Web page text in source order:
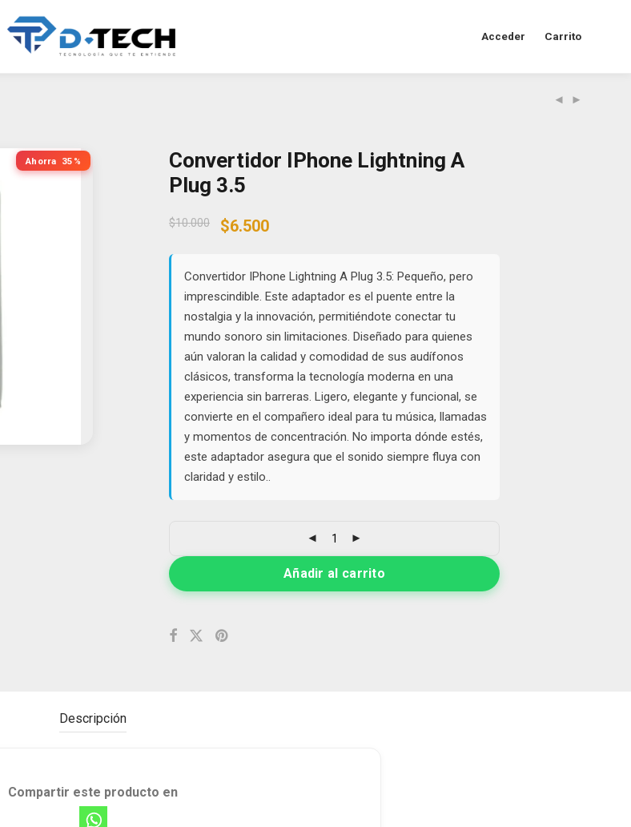
Acceder Carrito
Ahorra 35%
Convertidor IPhone Lightning A
Plug 3.5
$10.000
Original
$10.000.
$6.500Current
$6.500.
Convertidor IPhone Lightning A Plug 3.5: Pequeño, pero
imprescindible. Este adaptador es el puente entre la
nostalgia y la innovación, permitiéndote conectar tu
mundo sonoro sin limitaciones. Diseñado para quienes
aún valoran la calidad y comodidad de sus audífonos
clásicos, transforma la tecnología moderna en una
experiencia sin barreras. Ligero, elegante y funcional, se
convierte en el compañero ideal para tu música, llamadas
y momentos de concentración. No importa dónde estés,
este adaptador asegura que el sonido siempre fluya con
claridad y estilo..
Añadir al carrito
Descripción
Compartir este producto en